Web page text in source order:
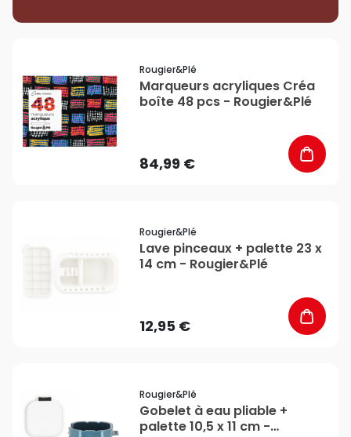
Rougier&plé
Marqueurs acryliques Créa
boîte 48 pcs - Rougier&Plé
84,99 €
Rougier&plé
Lave pinceaux + palette 23 x
14 cm - Rougier&Plé
12,95 €
Rougier&plé
Gobelet à eau pliable +
palette 10,5 x 11 cm -